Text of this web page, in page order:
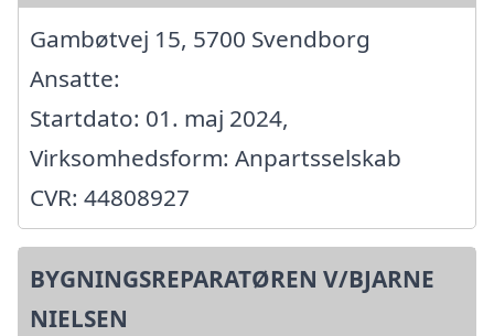
Gambøtvej 15, 5700 Svendborg
Ansatte:
Startdato: 01. maj 2024,
Virksomhedsform: Anpartsselskab
CVR: 44808927
BYGNINGSREPARATØREN V/BJARNE
NIELSEN